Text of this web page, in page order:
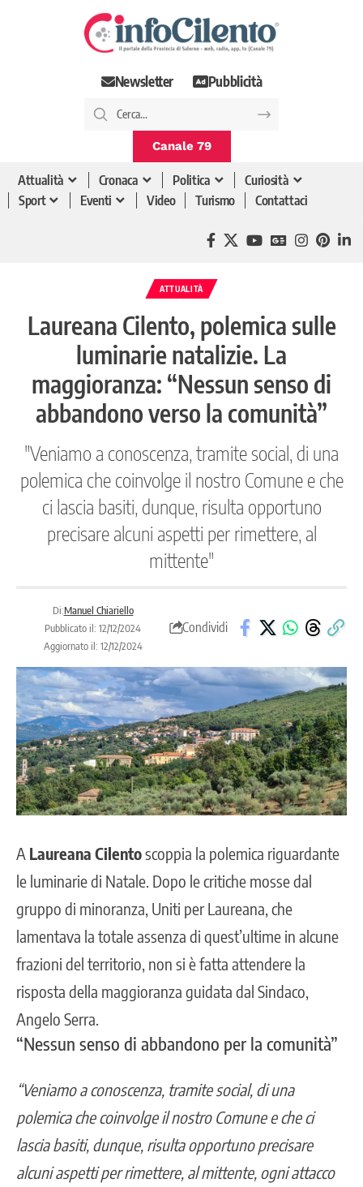
Newsletter Pubblicità
Canale 79
Attualità Cronaca Politica
Curiosità
Sport
Eventi Video Turismo Contattaci
ATTUALITÀ
Laureana Cilento, polemica sulle
luminarie natalizie. La
maggioranza: “Nessun senso di
abbandono verso la comunità”
"Veniamo a conoscenza, tramite social, di una
polemica che coinvolge il nostro Comune e che
ci lascia basiti, dunque, risulta opportuno
precisare alcuni aspetti per rimettere, al
mittente"
Di:Manuel Chiariello
Pubblicato il: 12/12/2024
Aggiornato il: 12/12/2024
Condividi
A Laureana Cilentoscoppia la polemica riguardante
le luminarie di Natale. Dopo le critiche mosse dal
gruppo di minoranza, Uniti per Laureana, che
lamentava la totale assenza di quest’ultime in alcune
frazioni del territorio, non si è fatta attendere la
risposta della maggioranza guidata dal Sindaco,
Angelo Serra.
“Nessun senso di abbandono per la comunità”
“Veniamo a conoscenza, tramite social, di una
polemica che coinvolge il nostro Comune e che ci
lascia basiti, dunque, risulta opportuno precisare
alcuni aspetti per rimettere, al mittente, ogni attacco